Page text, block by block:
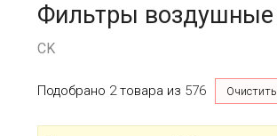
Фильтры воздушные
CK
Подобрано 2 товара из 576 Очистить